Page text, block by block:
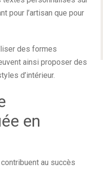
pour l’artisan que pour
des formes
ainsi proposer des
d’intérieur.
en
au succès